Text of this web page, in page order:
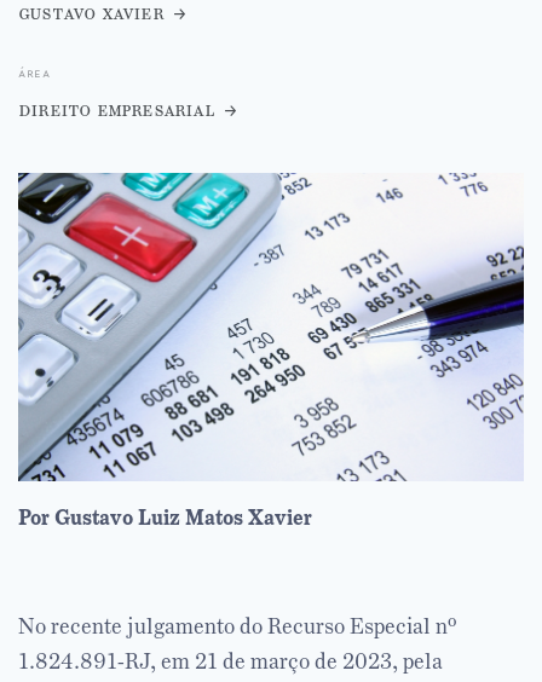
gustavo xavier
área
direito empresarial
Por Gustavo Luiz Matos Xavier
No recente julgamento do Recurso Especial nº
1.824.891-RJ, em 21 de março de 2023, pela